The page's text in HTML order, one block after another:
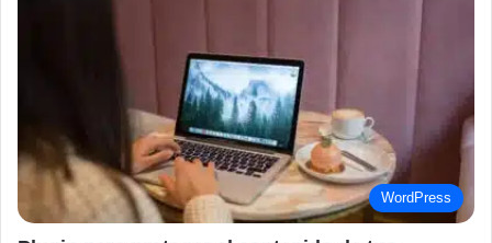
WordPress